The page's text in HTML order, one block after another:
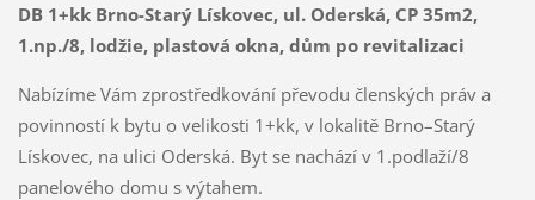
DB 1+kk Brno-Starý Lískovec, ul. Oderská, CP 35m2,
1.np./8, lodžie, plastová okna, dům po revitalizaci
Nabízíme Vám zprostředkování převodu členských práv a
povinností k bytu o velikosti 1+kk, v lokalitě Brno–Starý
Lískovec, na ulici Oderská. Byt se nachází v 1.podlaží/8
panelového domu s výtahem.